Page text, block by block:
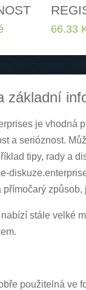
66.33
základní
je vhodná
a serióznost.
tipy, rady a
přímočarý
stále velké
použitelná ve